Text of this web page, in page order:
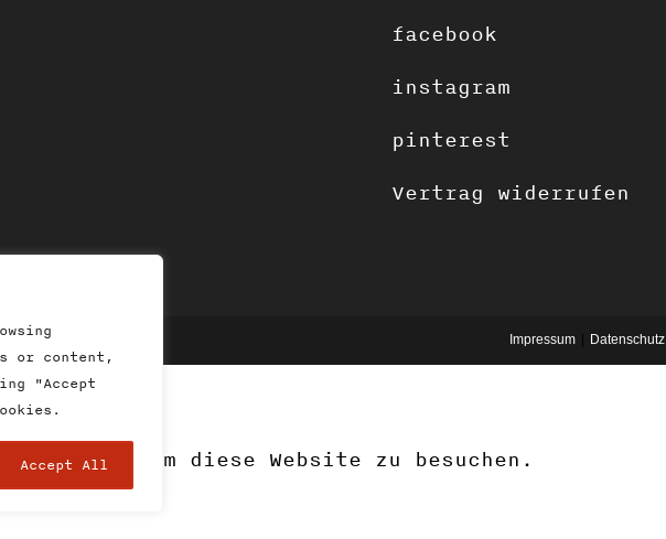
or content,
"Accept
Accept All
facebook
instagram
pinterest
Vertrag widerrufen
Impressum Datenschutz
alt sein, um diese Website zu besuchen.